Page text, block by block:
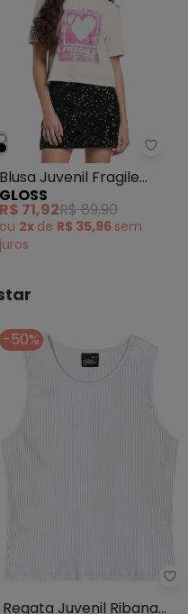
- Blusa Juvenil Manga
Blusa Juvenil Fragile
Manga Curta Branco
GLOSS
R$ 71,92R$ 89,90
ou 2x de R$ 35,96 sem
juros
- Blusa Teen Feminina
-50%
Regata Juvenil Ribana